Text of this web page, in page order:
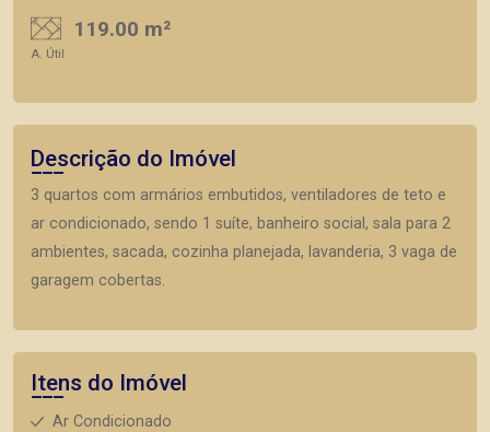
119.00 m²
A. Útil
Descrição do Imóvel
3 quartos com armários embutidos, ventiladores de teto e
ar condicionado, sendo 1 suíte, banheiro social, sala para 2
ambientes, sacada, cozinha planejada, lavanderia, 3 vaga de
garagem cobertas.
Itens do Imóvel
Ar Condicionado